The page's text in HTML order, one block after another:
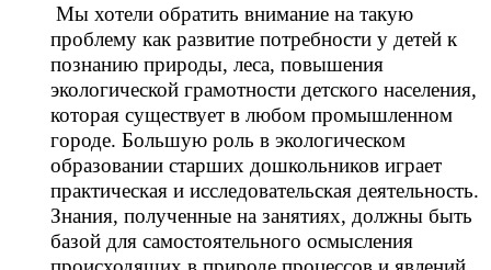
Мы хотели обратить внимание на такую
проблему как развитие потребности у детей к
познанию природы, леса, повышения
экологической грамотности детского населения,
которая существует в любом промышленном
городе. Большую роль в экологическом
образовании старших дошкольников играет
практическая и исследовательская деятельность.
Знания, полученные на занятиях, должны быть
базой для самостоятельного осмысления